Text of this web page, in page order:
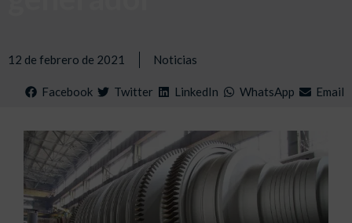
12 de febrero de 2021 Noticias
Facebook Twitter LinkedIn WhatsApp Email